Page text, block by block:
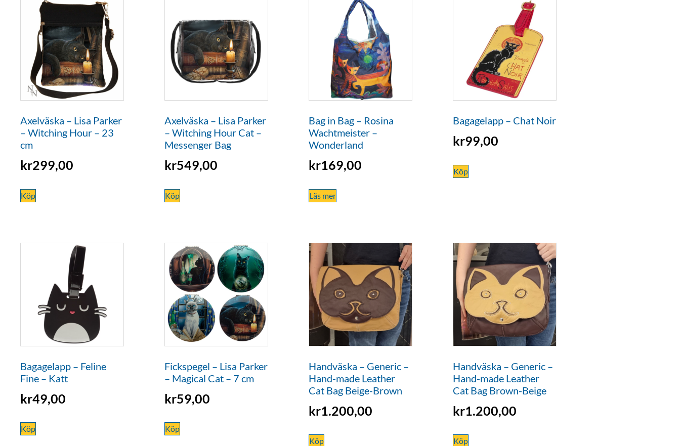
Axelväska – Lisa Parker
– Witching Hour – 23
cm
kr299,00
Köp
Axelväska – Lisa Parker
– Witching Hour Cat –
Messenger Bag
kr549,00
Köp
Bag in Bag – Rosina
Wachtmeister –
Wonderland
kr169,00
Läs mer
Bagagelapp – Chat Noir
kr99,00
Köp
Bagagelapp – Feline
Fine – Katt
kr49,00
Köp
Fickspegel – Lisa Parker
– Magical Cat – 7 cm
kr59,00
Köp
Handväska – Generic –
Hand-made Leather
Cat Bag Beige-Brown
kr1.200,00
Köp
Handväska – Generic –
Hand-made Leather
Cat Bag Brown-Beige
kr1.200,00
Köp